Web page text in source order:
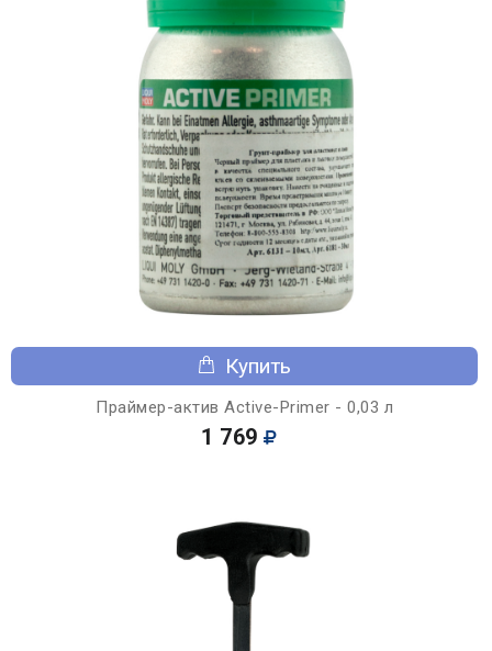
Купить
Праймер-актив Active-Primer - 0,03 л
1 769